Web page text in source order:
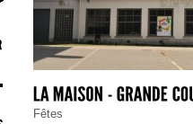
Fêtes